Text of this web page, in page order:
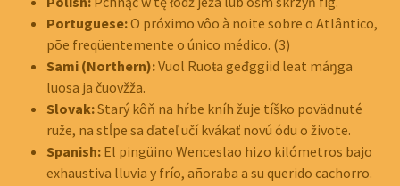
Portuguese:O próximo vôo à noite sobre o Atlântico,
põe freqüentemente o único médico. (3)
Sami (Northern):Vuol Ruoŧa geđggiid leat máŋga
luosa ja čuovžža.
Slovak:Starý kôň na hŕbe kníh žuje tíško povädnuté
ruže, na stĺpe sa ďateľ učí kvákať novú ódu o živote.
Spanish: El pingüino Wenceslao hizo kilómetros bajo
exhaustiva lluvia y frío, añoraba a su querido cachorro.